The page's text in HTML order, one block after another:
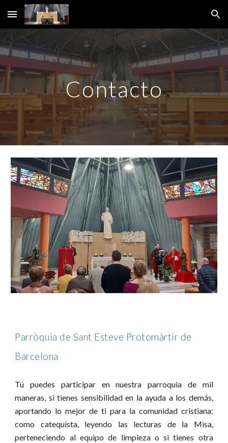
Skip to main content Skip to navigation
Contacto
Parròquia de Sant Esteve Protomàrtir de
Barcelona
Tú puedes participar en nuestra parroquia de mil
maneras, si tienes sensibilidad en la ayuda a los demás,
aportando lo mejor de ti para la comunidad cristiana:
como catequista, leyendo las lecturas de la Misa,
perteneciendo al equipo de limpieza o si tienes otra